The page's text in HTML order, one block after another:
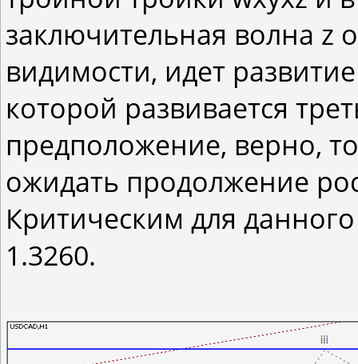
заключительная волна z
видимости, идет
которой развивается
предположение, верно,
ожидать продолжение
Критическим для
1.3260.